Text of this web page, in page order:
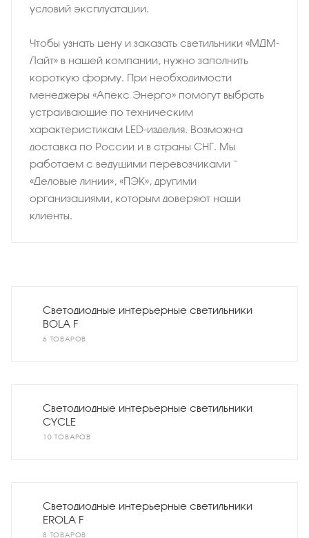
условий эксплуатации.
Чтобы узнать цену и заказать светильники «МДМ-
Лайт» в нашей компании, нужно заполнить
короткую форму. При необходимости
менеджеры «Апекс Энерго» помогут выбрать
устраивающие по техническим
характеристикам LED-изделия. Возможна
доставка по России и в страны СНГ. Мы
работаем с ведущими перевозчиками −
«Деловые линии», «ПЭК», другими
организациями, которым доверяют наши
клиенты.
Светодиодные интерьерные светильники
BOLA F
6 ТОВАРОВ
Светодиодные интерьерные светильники
CYCLE
10 ТОВАРОВ
Светодиодные интерьерные светильники
EROLA F
8 ТОВАРОВ